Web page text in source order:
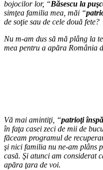
bojocilor lor, “Băsescu la
simţea familia mea, măi “
de soţie sau de cele două fete?
Nu m-am dus să mă plâng la
mea pentru a apăra România
Vă mai amintiţi, “patrioţi
în faţa casei zeci de mii de
făceam programul de
şi nici familia nu ne-am plâns
casă. Şi atunci am considerat
apăra ţara de voi.